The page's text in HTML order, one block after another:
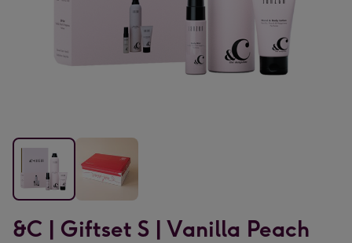
|
|
&C | Giftset S | Vanilla Peach